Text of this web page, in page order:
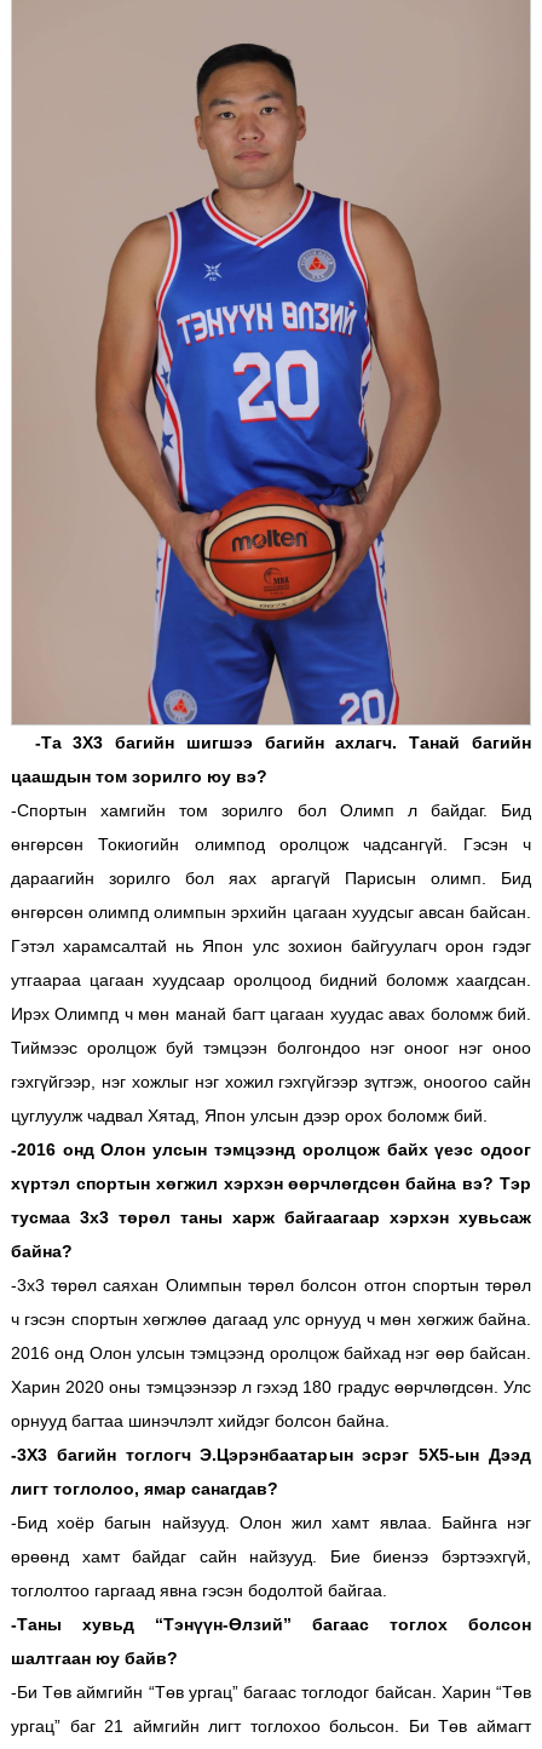
-Та 3Х3 багийн шигшээ багийн ахлагч. Танай багийн
цаашдын том зорилго юу вэ?
-Спортын хамгийн том зорилго бол Олимп л байдаг. Бид
өнгөрсөн Токиогийн олимпод оролцож чадсангүй. Гэсэн ч
дараагийн зорилго бол яах аргагүй Парисын олимп. Бид
өнгөрсөн олимпд олимпын эрхийн цагаан хуудсыг авсан байсан.
Гэтэл харамсалтай нь Япон улс зохион байгуулагч орон гэдэг
утгаараа цагаан хуудсаар оролцоод бидний боломж хаагдсан.
Ирэх Олимпд ч мөн манай багт цагаан хуудас авах боломж бий.
Тиймээс оролцож буй тэмцээн болгондоо нэг оноог нэг оноо
гэхгүйгээр, нэг хожлыг нэг хожил гэхгүйгээр зүтгэж, оноогоо сайн
цуглуулж чадвал Хятад, Япон улсын дээр орох боломж бий.
-2016 онд Олон улсын тэмцээнд оролцож байх үеэс одоог
хүртэл спортын хөгжил хэрхэн өөрчлөгдсөн байна вэ? Тэр
тусмаа 3х3 төрөл таны харж байгаагаар хэрхэн хувьсаж
байна?
-3х3 төрөл саяхан Олимпын төрөл болсон отгон спортын төрөл
ч гэсэн спортын хөгжлөө дагаад улс орнууд ч мөн хөгжиж байна.
2016 онд Олон улсын тэмцээнд оролцож байхад нэг өөр байсан.
Харин 2020 оны тэмцээнээр л гэхэд 180 градус өөрчлөгдсөн. Улс
орнууд багтаа шинэчлэлт хийдэг болсон байна.
-3Х3 багийн тоглогч Э.Цэрэнбаатарын эсрэг 5Х5-ын Дээд
лигт тоглолоо, ямар санагдав?
-Бид хоёр багын найзууд. Олон жил хамт явлаа. Байнга нэг
өрөөнд хамт байдаг сайн найзууд. Бие биенээ бэртээхгүй,
тоглолтоо гаргаад явна гэсэн бодолтой байгаа.
-Таны хувьд “Тэнүүн-Өлзий” багаас тоглох болсон
шалтгаан юу байв?
-Би Төв аймгийн “Төв ургац” багаас тоглодог байсан. Харин “Төв
ургац” баг 21 аймгийн лигт тоглохоо больсон. Би Төв аймагт